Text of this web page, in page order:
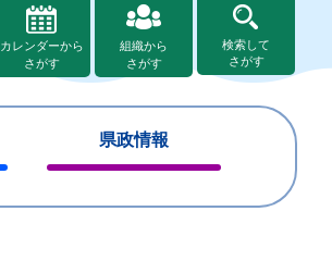
カレンダーから
さがす
組織から
さがす
検索して
さがす
県政情報
じ